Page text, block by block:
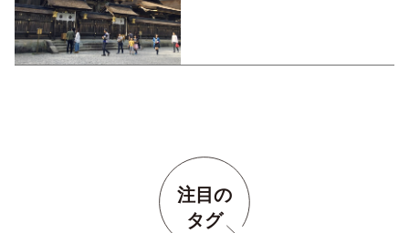
注目の
タグ